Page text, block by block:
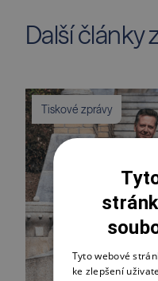
Další články
Tiskové zprávy
Tyto webové
ke zlepšení